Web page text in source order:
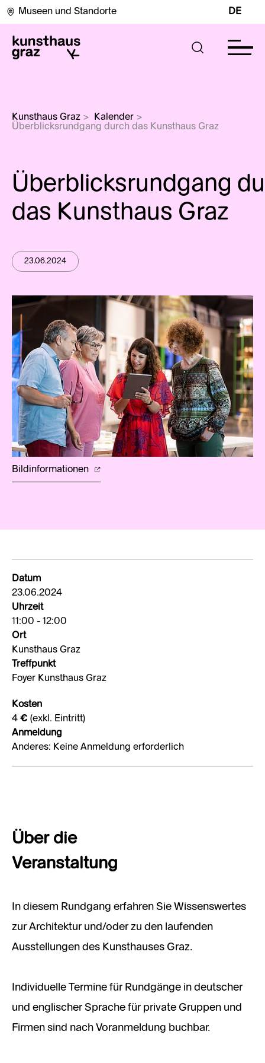
Museen und Standorte DE
Kunsthaus Graz > Kalender >
Überblicksrundgang durch das Kunsthaus Graz
Überblicksrundgang
das Kunsthaus Graz
23.06.2024
Bildinformationen
Datum
23.06.2024
Uhrzeit
11:00 - 12:00
Ort
Kunsthaus Graz
Treffpunkt
Foyer Kunsthaus Graz
Kosten
4 € (exkl. Eintritt)
Anmeldung
Anderes: Keine Anmeldung erforderlich
Über die
Veranstaltung
In diesem Rundgang erfahren Sie Wissenswertes
zur Architektur und/oder zu den laufenden
Ausstellungen des Kunsthauses Graz.
Individuelle Termine für Rundgänge in deutscher
und englischer Sprache für private Gruppen und
Firmen sind nach Voranmeldung buchbar.